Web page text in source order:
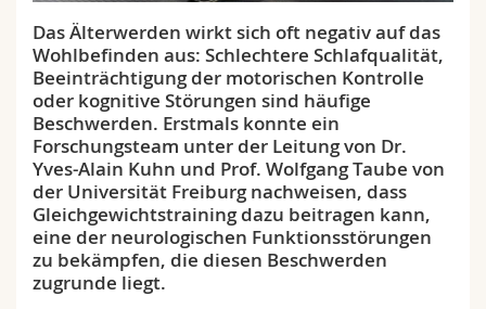
Interfakultär
Doktorierende
Vorlesungsverzeichnis
MyUnifr
Das Älterwerden wirkt sich oft negativ auf das
Wohlbefinden aus: Schlechtere Schlafqualität,
Beeinträchtigung der motorischen Kontrolle
oder kognitive Störungen sind häufige
Beschwerden. Erstmals konnte ein
Forschungsteam unter der Leitung von Dr.
Yves-Alain Kuhn und Prof. Wolfgang Taube von
der Universität Freiburg nachweisen, dass
Gleichgewichtstraining dazu beitragen kann,
eine der neurologischen Funktionsstörungen
zu bekämpfen, die diesen Beschwerden
zugrunde liegt.